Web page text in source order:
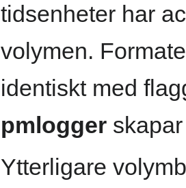
tidsenheter har
volymen.
identiskt med
pmlogger
Ytterligare